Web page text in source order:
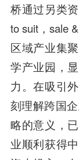
桥通过另类
to suit，sale
区域产业集
学产业园，
力。在吸引
刻理解跨国
略的意义，
业顺利获得